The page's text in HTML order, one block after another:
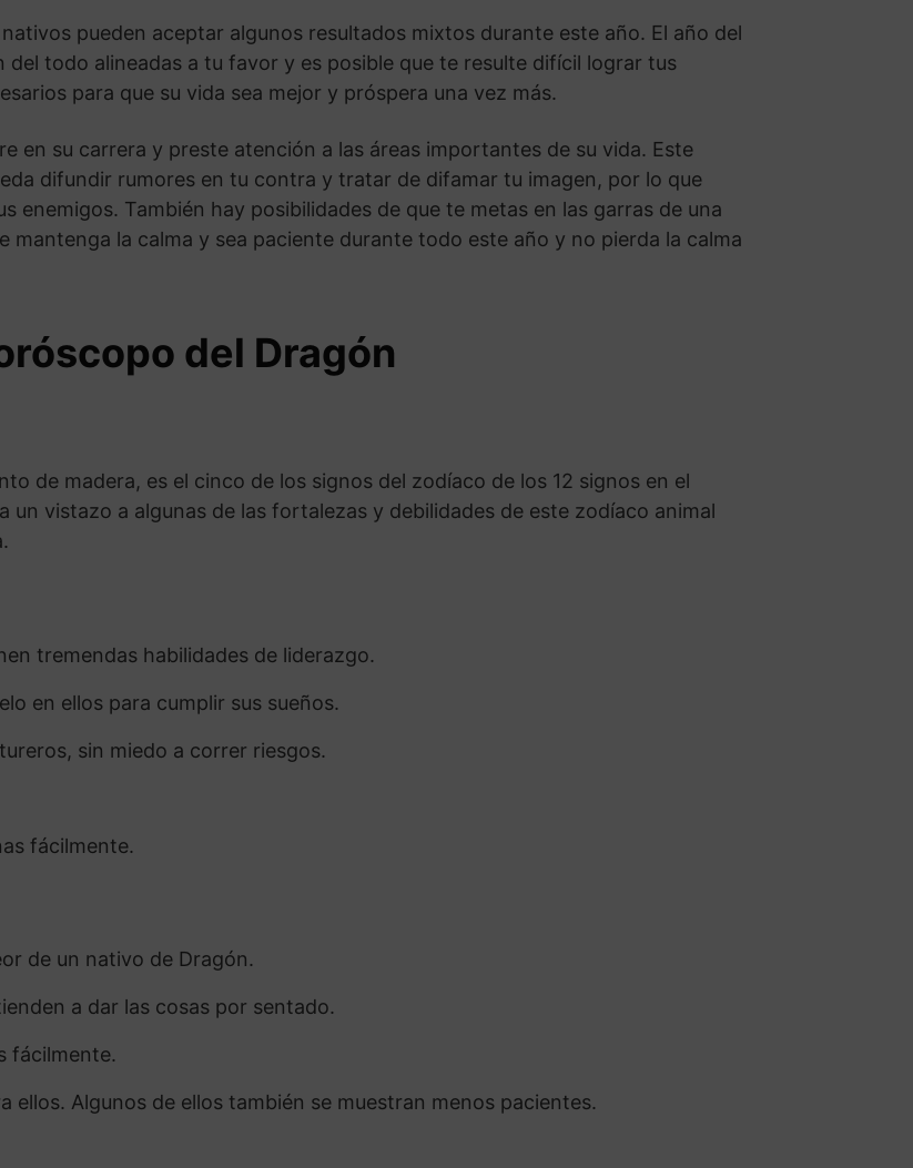
nativos pueden aceptar algunos resultados mixtos durante este año. El año del
del todo alineadas a tu favor y es posible que te resulte difícil lograr tus
para que su vida sea mejor y próspera una vez más.
en su carrera y preste atención a las áreas importantes de su vida. Este
difundir rumores en tu contra y tratar de difamar tu imagen, por lo que
enemigos. También hay posibilidades de que te metas en las garras de una
mantenga la calma y sea paciente durante todo este año y no pierda la calma
del Dragón
de madera, es el cinco de los signos del zodíaco de los 12 signos en el
un vistazo a algunas de las fortalezas y debilidades de este zodíaco animal
tremendas habilidades de liderazgo.
en ellos para cumplir sus sueños.
sin miedo a correr riesgos.
fácilmente.
de un nativo de Dragón.
a dar las cosas por sentado.
fácilmente.
ellos. Algunos de ellos también se muestran menos pacientes.